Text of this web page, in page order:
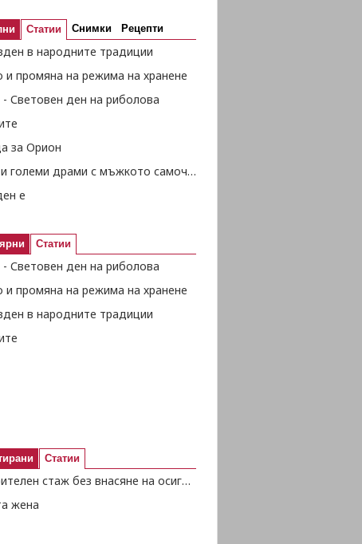
Статии Снимки Рецепти
в народните традиции
и промяна на режима на хранене
Световен ден на риболова
за Орион
Малки и големи драми с мъжкото самочувствие
е
Статии
Световен ден на риболова
и промяна на режима на хранене
в народните традиции
Статии
Осигурителен стаж без внасяне на осигурителни вноски
жена